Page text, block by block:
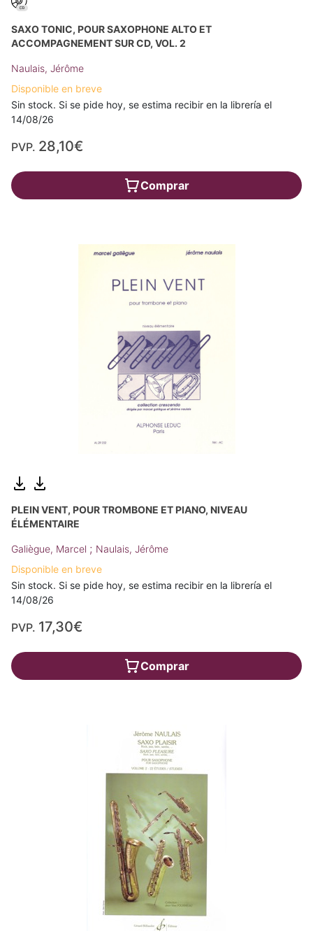
SAXO TONIC, POUR SAXOPHONE ALTO ET
ACCOMPAGNEMENT SUR CD, VOL. 2
Naulais, Jérôme
Disponible en breve
Sin stock. Si se pide hoy, se estima recibir en la librería el
14/08/26
PVP. 28,10€
Comprar
PLEIN VENT, POUR TROMBONE ET PIANO, NIVEAU
ÉLÉMENTAIRE
Galiègue, Marcel ; Naulais, Jérôme
Disponible en breve
Sin stock. Si se pide hoy, se estima recibir en la librería el
14/08/26
PVP. 17,30€
Comprar